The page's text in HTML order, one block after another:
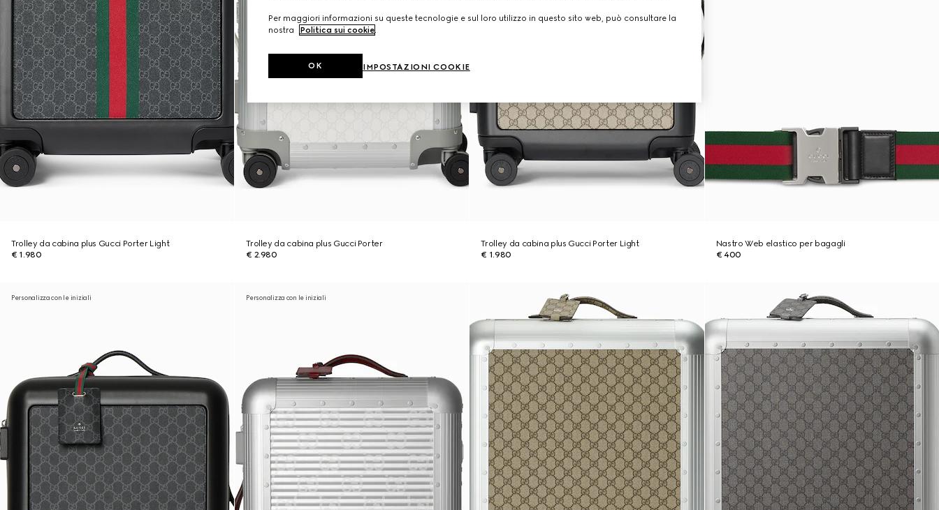
Trolley da cabina plus Gucci Porter Light
€ 1.980
Trolley da cabina plus Gucci Porter
€ 2.980
Trolley da cabina plus Gucci Porter Light
€ 1.980
Nastro Web elastico per bagagli
€ 400
Personalizza con le iniziali Personalizza con le iniziali
Per maggiori informazioni su queste tecnologie e sul loro utilizzo in questo sito web, può consultare la
nostra
Politica sui cookie
IMPOSTAZIONI COOKIE
OK